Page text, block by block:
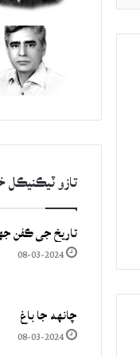
تازو ٽيڪنيڪل
تاريخ جي ڪفن
08-03-2024
چانهه جا باغ
08-03-2024